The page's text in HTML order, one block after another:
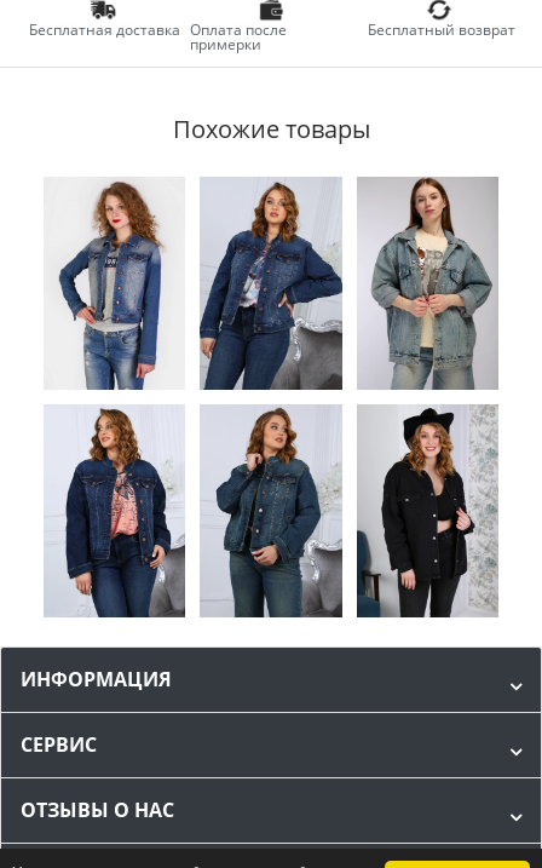
Бесплатная доставка Оплата после
примерки
Бесплатный возврат
Похожие товары
ИНФОРМАЦИЯ
СЕРВИС
ОТЗЫВЫ О НАС